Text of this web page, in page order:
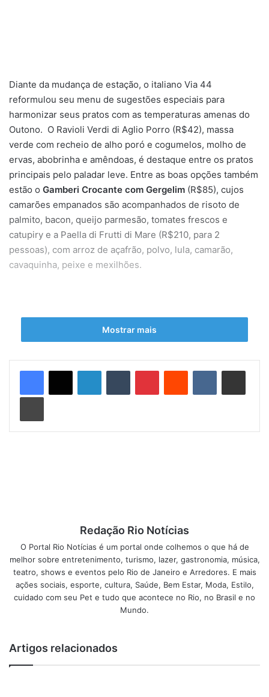
Diante da mudança de estação, o italiano Via 44
reformulou seu menu de sugestões especiais para
harmonizar seus pratos com as temperaturas amenas do
Outono. O Ravioli Verdi di Aglio Porro (R$42), massa
verde com recheio de alho poró e cogumelos, molho de
ervas, abobrinha e amêndoas, é destaque entre os pratos
principais pelo paladar leve. Entre as boas opções também
estão o Gamberi Crocante com Gergelim (R$85), cujos
camarões empanados são acompanhados de risoto de
palmito, bacon, queijo parmesão, tomates frescos e
catupiry e a Paella di Frutti di Mare (R$210, para 2
pessoas), com arroz de açafrão, polvo, lula, camarão,
cavaquinha, peixe e mexilhões.
Telefone: 2227-1477 ou 2227-1478
Horário de funcionamento: aberto todos os dias, das 12 à
meia-noite
Formas de pagamento: Cartões débito: Rede Shop e Visa
Electron. Cartões de crédito: Mastercard, Amex e Visa.
Mostrar mais
Redação Rio Notícias
O Portal Rio Notícias é um portal onde colhemos o que há de
melhor sobre entretenimento, turismo, lazer, gastronomia, música,
teatro, shows e eventos pelo Rio de Janeiro e Arredores. E mais
ações sociais, esporte, cultura, Saúde, Bem Estar, Moda, Estilo,
cuidado com seu Pet e tudo que acontece no Rio, no Brasil e no
Mundo.
Artigos relacionados